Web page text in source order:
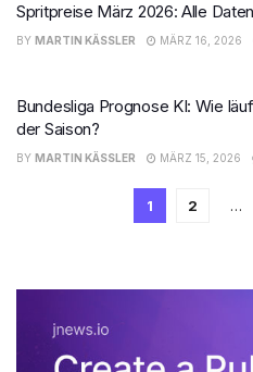
Spritpreise März 2026: Alle
BY MARTIN KÄSSLER MÄRZ 16, 2026
Bundesliga Prognose KI: Wie
der Saison?
BY MARTIN KÄSSLER MÄRZ 15, 2026
1 2 …